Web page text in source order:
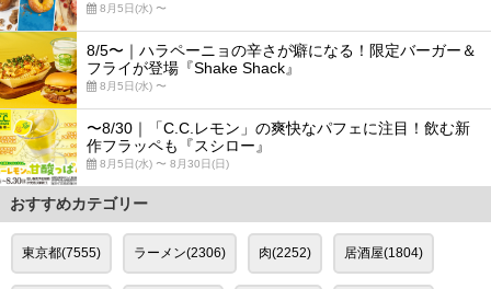
8月5日(水) 〜
8/5〜｜ハラペーニョの辛さが癖になる！限定バーガー＆
フライが登場『Shake Shack』
8月5日(水) 〜
〜8/30｜「C.C.レモン」の爽快なパフェに注目！飲む新
作フラッペも『スシロー』
8月5日(水) 〜 8月30日(日)
おすすめカテゴリー
東京都(7555) ラーメン(2306) 肉(2252) 居酒屋(1804)